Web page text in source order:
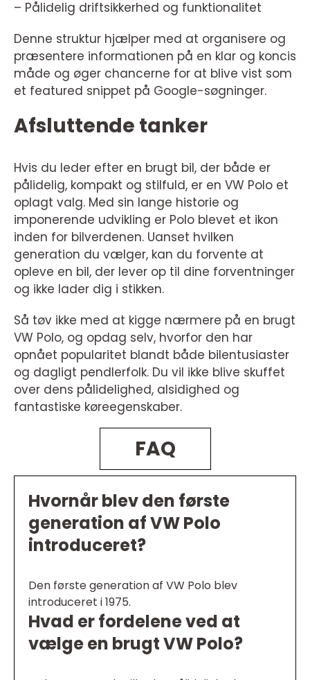
– Pålidelig driftsikkerhed og funktionalitet
Denne struktur hjælper med at organisere og
præsentere informationen på en klar og koncis
måde og øger chancerne for at blive vist som
et featured snippet på Google-søgninger.
Afsluttende tanker
Hvis du leder efter en brugt bil, der både er
pålidelig, kompakt og stilfuld, er en VW Polo et
oplagt valg. Med sin lange historie og
imponerende udvikling er Polo blevet et ikon
inden for bilverdenen. Uanset hvilken
generation du vælger, kan du forvente at
opleve en bil, der lever op til dine forventninger
og ikke lader dig i stikken.
Så tøv ikke med at kigge nærmere på en brugt
VW Polo, og opdag selv, hvorfor den har
opnået popularitet blandt både bilentusiaster
og dagligt pendlerfolk. Du vil ikke blive skuffet
over dens pålidelighed, alsidighed og
fantastiske køreegenskaber.
FAQ
Hvornår blev den første
generation af VW Polo
introduceret?
Den første generation af VW Polo blev
introduceret i 1975.
Hvad er fordelene ved at
vælge en brugt VW Polo?